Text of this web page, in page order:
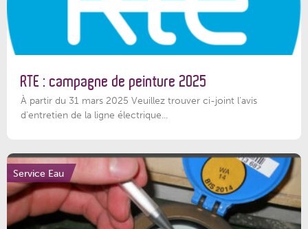
RTE : campagne de peinture 2025
À partir du 31 mars 2025 Veuillez trouver ci-joint l'avis
d'entretien de la ligne électrique...
Service Eau